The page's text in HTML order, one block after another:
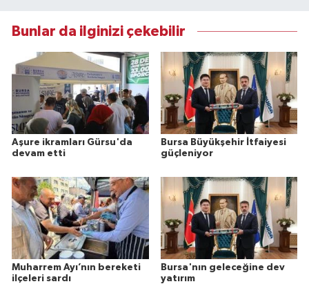
Bunlar da ilginizi çekebilir
Aşure ikramları Gürsu'da
devam etti
Bursa Büyükşehir İtfaiyesi
güçleniyor
Muharrem Ayı’nın bereketi
ilçeleri sardı
Bursa'nın geleceğine dev
yatırım